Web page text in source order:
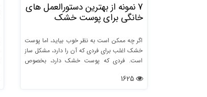
7 نمونه از بهترین دستورالعمل های
خانگی برای پوست خشک
اگر چه ممکن است به نظر خوب بیاید، اما پوست
خشک اغلب برای فردی که آن را دارد، مشکل ساز
است. فردی که پوست خشک دارد، بخصوص
او کشیده می شود و خشک است، این حالت